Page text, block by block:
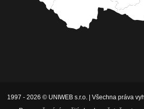
1997 - 2026 © UNIWEB s.r.o. | Všechna práva